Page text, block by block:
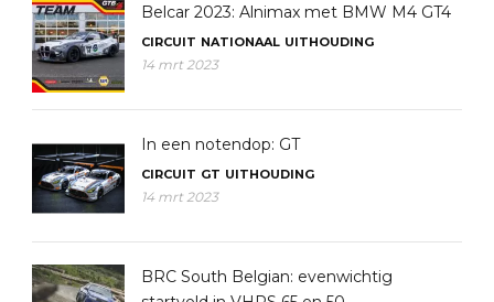
Belcar 2023: Alnimax met BMW M4 GT4
CIRCUIT NATIONAAL UITHOUDING
14 mrt 2023
In een notendop: GT
CIRCUIT GT UITHOUDING
14 mrt 2023
BRC South Belgian: evenwichtig